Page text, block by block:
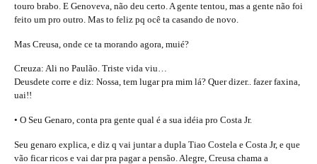
touro brabo. E Genoveva, não deu certo. A gente tentou, mas a gente não foi
feito um pro outro. Mas to feliz pq ocê ta casando de novo.
Mas Creusa, onde ce ta morando agora, muié?
Creuza: Ali no Paulão. Triste vida viu…
Deusdete corre e diz: Nossa, tem lugar pra mim lá? Quer dizer.. fazer faxina,
uai!!
• O Seu Genaro, conta pra gente qual é a sua idéia pro Costa Jr.
Seu genaro explica, e diz q vai juntar a dupla Tiao Costela e Costa Jr, e que
vão ficar ricos e vai dar pra pagar a pensão. Alegre, Creusa chama a